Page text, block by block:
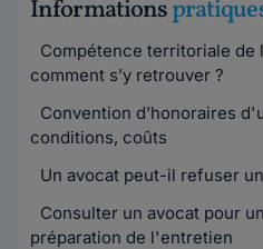
Informations
Compétence territoriale de
comment s’y retrouver ?
Convention d’honoraires
conditions, coûts
Un avocat peut-il refuser
Consulter un avocat pour
préparation de l'entretien